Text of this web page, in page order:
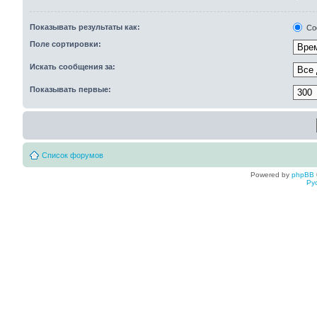
Показывать результаты как:
Поле сортировки:
Искать сообщения за:
Показывать первые:
Список форумов
Powered by phpBB